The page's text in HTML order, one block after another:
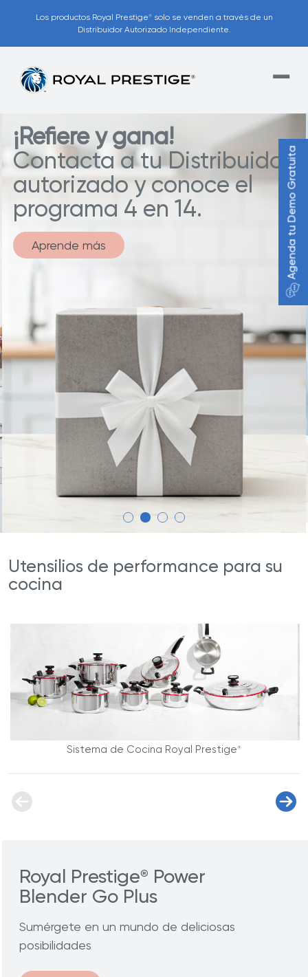
Los productos Royal Prestige®solo se venden a través de un
Distribuidor Autorizado Independiente.
¡Refiere y gana!
Contacta a tu Distribuidor
autorizado y conoce el
programa 4 en 14.
Aprende más
Utensilios de performance para su
cocina
Sistema de Cocina Royal Prestige®
Royal Prestige®
Power
Blender Go Plus
Sumérgete en un mundo de deliciosas
posibilidades
Agenda tu Demo Gratuita